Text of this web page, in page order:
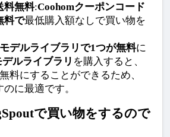
料無料:Coohomクーポンコード
料で最低購入額なしで買い物を
デルライブラリで1つが無料に
ルライブラリ を購入すると、
料にすることができるため、
に最適です。
で買い物をするので